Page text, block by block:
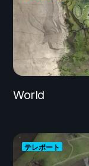
World
テレポート